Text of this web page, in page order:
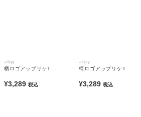
algy
柄ロゴアップリケT
¥3,289 税込
algy
柄ロゴアップリケT
¥3,289税込